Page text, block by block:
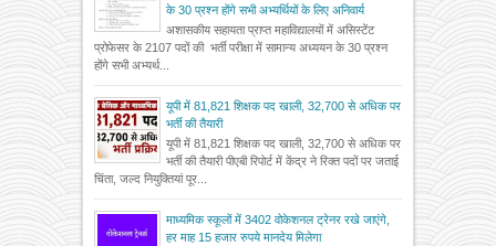
के 30 प्रश्न होंगे सभी अभ्यर्थियों के लिए अनिवार्य
अशासकीय सहायता प्राप्त महाविद्यालयों में असिस्टेंट
प्रोफेसर के 2107 पदों की भर्ती परीक्षा में सामान्य अध्ययन के 30 प्रश्न
होंगे सभी अभ्यर्थ...
यूपी में 81,821 शिक्षक पद खाली, 32,700 से अधिक पर
भर्ती की तैयारी
यूपी में 81,821 शिक्षक पद खाली, 32,700 से अधिक पर
भर्ती की तैयारी पीएबी रिपोर्ट में केंद्र ने रिक्त पदों पर जताई
चिंता, जल्द नियुक्तियां पूर...
माध्यमिक स्कूलों में 3402 वोकेशनल ट्रेनर रखे जाएंगे,
हर माह 15 हजार रुपये मानदेय मिलेगा